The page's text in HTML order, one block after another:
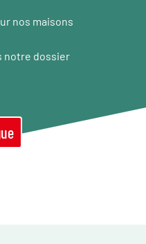
nos maisons
notre dossier